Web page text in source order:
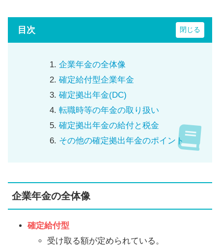
目次
企業年金の全体像
確定給付型企業年金
確定拠出年金(DC)
転職時等の年金の取り扱い
確定拠出年金の給付と税金
その他の確定拠出年金のポイント
企業年金の全体像
確定給付型
受け取る額が定められている。